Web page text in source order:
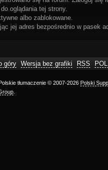
oglądania tej strony.
albo zablokowane.
jej adres bezpośrednio w pasek
góry Wersja bez grafiki RSS
tłumaczenie © 2007-2026 Polski